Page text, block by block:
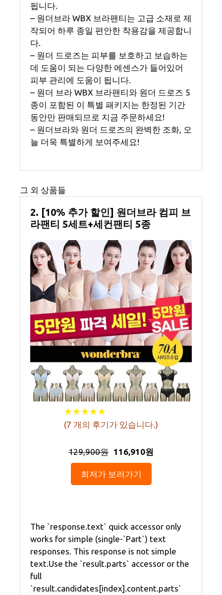
됩니다.
– 원더브라 WBX 브라팬티는 고급 소재로 제
작되어 하루 종일 편안한 착용감을 제공합니
다.
– 원더 드로즈는 피부를 보호하고 보습하는
데 도움이 되는 다양한 에센스가 들어있어
피부 관리에 도움이 됩니다.
– 원더 브라 WBX 브라팬티와 원더 드로즈 5
종이 포함된 이 특별 패키지는 한정된 기간
동안만 판매되므로 지금 주문하세요!
– 원더브라와 원더 드로즈의 완벽한 조화, 오
늘 더욱 특별하게 보여주세요!
그 외 상품들
2. [10% 추가 할인] 원더브라 컴피 브
라팬티 5세트+세컨팬티 5종
★★★★★
★★★★★
(7 개의 후기가 있습니다.)
129,900원 116,910원
최저가 보러가기
The `response.text` quick accessor only
works for simple (single-`Part`) text
responses. This response is not simple
text.Use the `result.parts` accessor or the
full
`result.candidates[index].content.parts`